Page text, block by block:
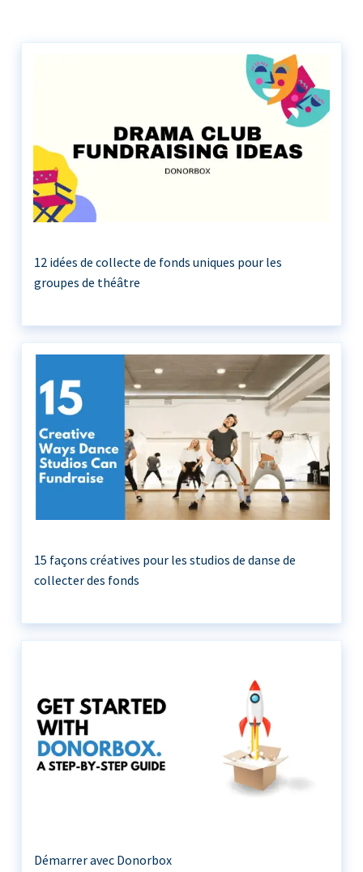
12 idées de collecte de fonds uniques pour les
groupes de théâtre
15 façons créatives pour les studios de danse de
collecter des fonds
Démarrer avec Donorbox